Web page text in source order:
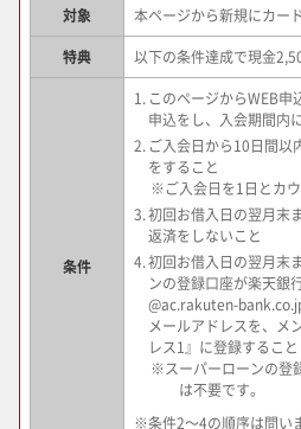
対象
本ページから新規にカー
特典
以下の条件達成で現金
条件
1. このページからWEB
申込をし、入会期間内
2. ご入会日から10日間以
をすること
※ ご入会日を1日とカ
3.初回お借入日の翌月末
返済をしないこと
4.初回お借入日の翌月末
ンの登録口座が楽天銀
@ac.rakuten-
メールアドレスを、メ
レス1』に登録すること
※スーパーローンの登
は不要です。
※条件2～4の順序は問い